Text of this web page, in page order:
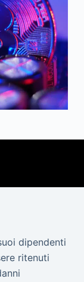
dipendenti
ritenuti